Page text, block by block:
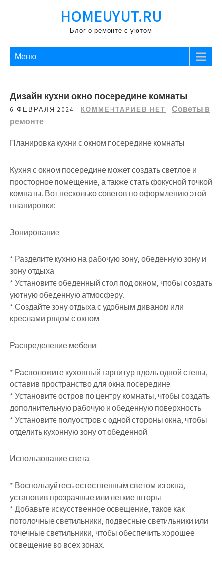
HOMEUYUT.RU
Блог о ремонте с уютом
Меню
Дизайн кухни окно посередине комнаты
6 ФЕВРАЛЯ 2024 КОММЕНТАРИЕВ НЕТ
Советы в
ремонте
Планировка кухни с окном посередине комнаты
Кухня с окном посередине может создать светлое и
просторное помещение, а также стать фокусной точкой
комнаты. Вот несколько советов по оформлению этой
планировки:
Зонирование:
* Разделите кухню на рабочую зону, обеденную зону и
зону отдыха.
* Установите обеденный стол под окном, чтобы создать
уютную обеденную атмосферу.
* Создайте зону отдыха с удобным диваном или
креслами рядом с окном.
Распределение мебели:
* Расположите кухонный гарнитур вдоль одной стены,
оставив пространство для окна посередине.
* Установите остров по центру комнаты, чтобы создать
дополнительную рабочую и обеденную поверхность.
* Установите полуостров с одной стороны окна, чтобы
отделить кухонную зону от обеденной.
Использование света:
* Воспользуйтесь естественным светом из окна,
установив прозрачные или легкие шторы.
* Добавьте искусственное освещение, такое как
потолочные светильники, подвесные светильники или
точечные светильники, чтобы обеспечить хорошее
освещение во всех зонах.